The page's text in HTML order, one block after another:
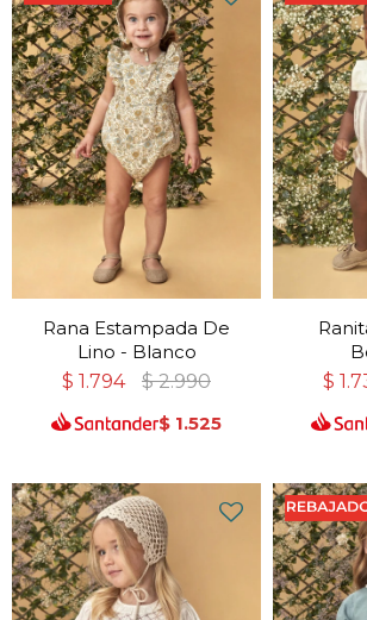
Rana Estampada De
Lino - Blanco
$ 1.794 $ 2.990
$ 1.525
$